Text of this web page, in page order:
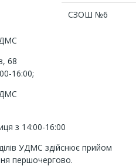
СЗОШ №6
68
16:00;
з 14:00-16:00
УДМС здійснює прийом
першочергово.